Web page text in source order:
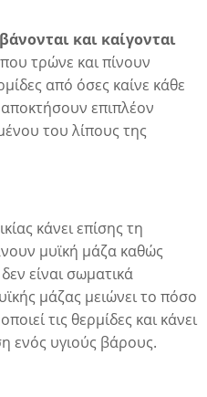
και καίγονται
τρώνε και πίνουν
από όσες καίνε κάθε
επιπλέον
του λίπους της
κάνει επίσης τη
μυϊκή μάζα καθώς
είναι σωματικά
μάζας μειώνει το πόσο
τις θερμίδες και κάνει
ενός υγιούς βάρους.